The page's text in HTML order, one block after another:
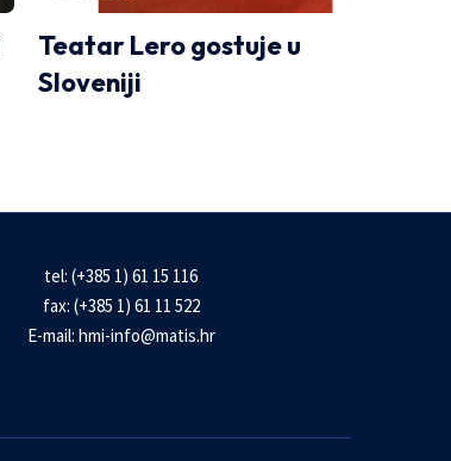
Teatar Lero gostuje u
Sloveniji
tel: (+385 1) 61 15 116
fax: (+385 1) 61 11 522
E-mail: hmi-info@matis.hr